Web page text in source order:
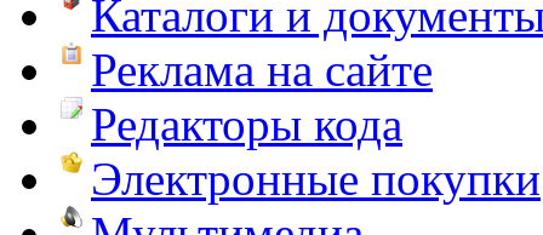
Каталоги и
Реклама на сайте
Редакторы кода
Электронные покупки